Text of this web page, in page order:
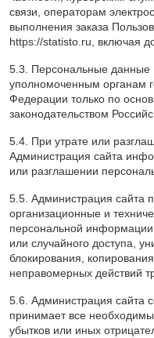
связи, операторам
выполнения заказа
https://statisto.ru, включая
5.3. Персональные данные
уполномоченным органам
Федерации только по
законодательством
5.4. При утрате или
Администрация сайта
или разглашении
5.5. Администрация сайта
организационные и
персональной
или случайного доступа,
блокирования,
неправомерных действий
5.6. Администрация сайта
принимает все
убытков или иных